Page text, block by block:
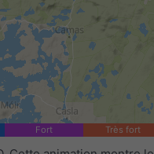
Fort Très fort